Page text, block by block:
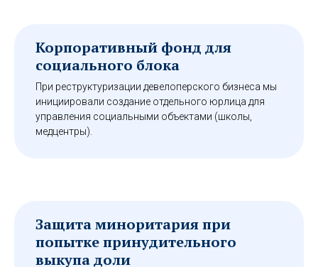
Корпоративный фонд для
социального блока
При реструктуризации девелоперского бизнеса мы
инициировали создание отдельного юрлица для
управления социальными объектами (школы,
медцентры).
Защита миноритария при
попытке принудительного
выкупа доли